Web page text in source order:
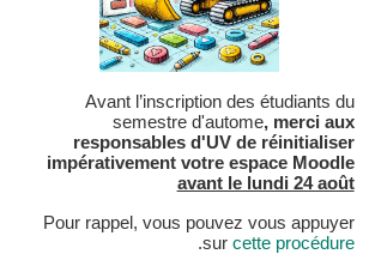
Avant l’inscription des étudiants du
semestre d'autome, merci aux
responsables d'UV de réinitialiser
impérativement votre espace Moodle
avant le lundi 24 août
Pour rappel, vous pouvez vous appuyer
sur cette procédure
.